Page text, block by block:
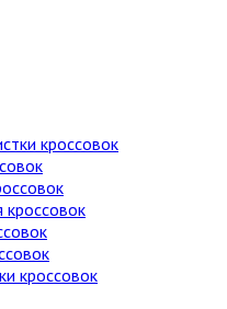
кроссовок
кроссовок